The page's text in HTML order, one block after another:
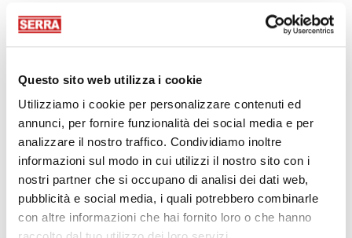
Questo sito web utilizza i cookie
Utilizziamo i cookie per personalizzare contenuti ed
annunci, per fornire funzionalità dei social media e per
analizzare il nostro traffico. Condividiamo inoltre
informazioni sul modo in cui utilizzi il nostro sito con i
nostri partner che si occupano di analisi dei dati web,
pubblicità e social media, i quali potrebbero combinarle
con altre informazioni che hai fornito loro o che hanno
Con noi abbiamo portato una
con il nuovo
recentemente
HorseFLEX2eEssence, e laSHARK 200
ora
prosegue verso il Land Nordrhein-Westfalen
nuovo cliente, che sta aspettando il completamento
della sua segheria, aveva deciso su due piedi di
acquistare una nostra affilatrice.
Se l'ambiente si conferma ogni volta davvero unico, il
meteo ci ha riservato alcune sorprese alternando
sole, pioggia, temporali e fango.